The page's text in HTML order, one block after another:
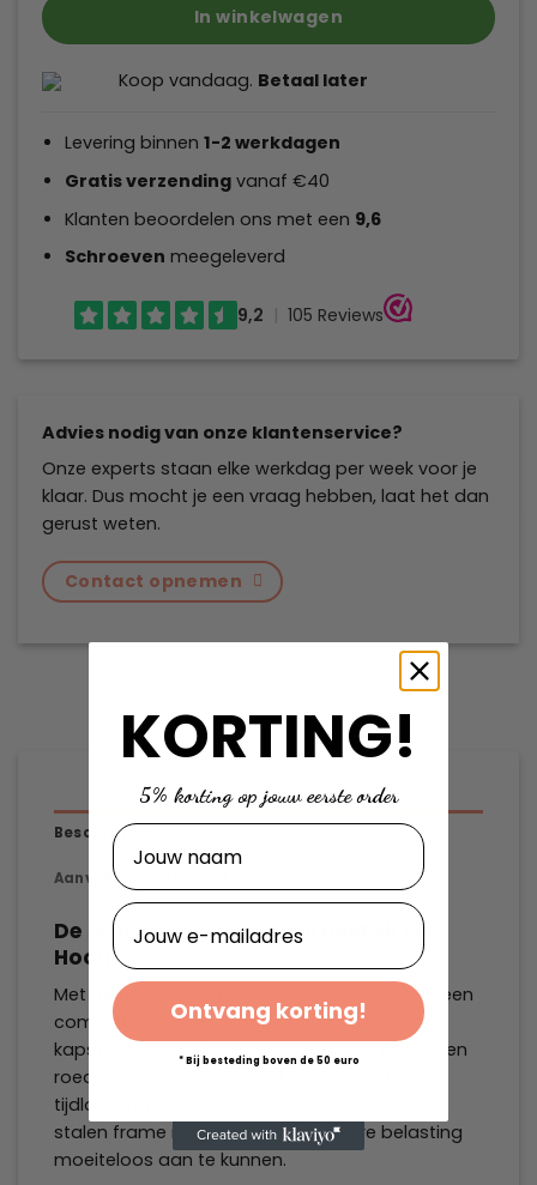
In winkelwagen
Koop vandaag. Betaal later
Levering binnen 1-2 werkdagen
Gratis verzendingvanaf €40
Klanten beoordelen ons met een 9,6
Schroeven meegeleverd
Advies nodig van onze klantenservice?
Onze experts staan elke werkdag per week voor je
klaar. Dus mocht je een vraag hebben, laat het dan
gerust weten.
Contact opnemen
Beschrijving
Aanvullende informatie
De ultieme garderobe: Kapstok Lío
Hoog
Met de hoge variant van de Lío-serie haal je een
complete garderobeoplossing in huis. Deze
kapstok beschikt over maar liefst 20 haken, een
roede en een hoedenplank, uitgevoerd in een
tijdloze mat donkergrijze kleur. Het robuuste
stalen frame is ontworpen om zware belasting
moeiteloos aan te kunnen.
KORTING!
5% korting op jouw eerste order
Naam
E-mailadres
Ontvang korting!
* Bij besteding boven de 50 euro